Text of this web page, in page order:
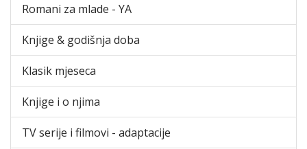
Romani za mlade - YA
Knjige & godišnja doba
Klasik mjeseca
Knjige i o njima
TV serije i filmovi - adaptacije